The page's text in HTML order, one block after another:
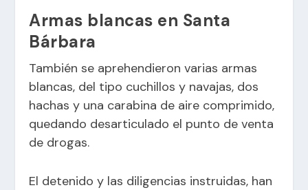
Armas blancas en Santa
Bárbara
También se aprehendieron varias armas
blancas, del tipo cuchillos y navajas, dos
hachas y una carabina de aire comprimido,
quedando desarticulado el punto de venta
de drogas.
El detenido y las diligencias instruidas, han